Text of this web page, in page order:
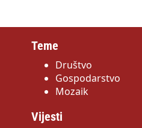
Teme
Društvo
Gospodarstvo
Mozaik
Vijesti